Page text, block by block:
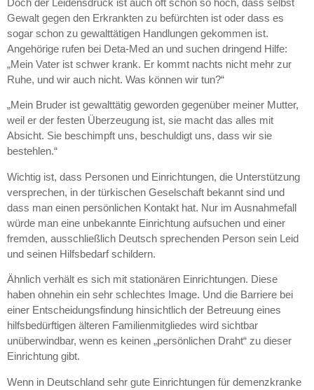
Doch der Leidensdruck ist auch oft schon so hoch, dass selbst
Gewalt gegen den Erkrankten zu befürchten ist oder dass es
sogar schon zu gewalttätigen Handlungen gekommen ist.
Angehörige rufen bei Deta-Med an und suchen dringend Hilfe:
„Mein Vater ist schwer krank. Er kommt nachts nicht mehr zur
Ruhe, und wir auch nicht. Was können wir tun?“
„Mein Bruder ist gewalttätig geworden gegenüber meiner Mutter,
weil er der festen Überzeugung ist, sie macht das alles mit
Absicht. Sie beschimpft uns, beschuldigt uns, dass wir sie
bestehlen.“
Wichtig ist, dass Personen und Einrichtungen, die Unterstützung
versprechen, in der türkischen Geselschaft bekannt sind und
dass man einen persönlichen Kontakt hat. Nur im Ausnahmefall
würde man eine unbekannte Einrichtung aufsuchen und einer
fremden, ausschließlich Deutsch sprechenden Person sein Leid
und seinen Hilfsbedarf schildern.
Ähnlich verhält es sich mit stationären Einrichtungen. Diese
haben ohnehin ein sehr schlechtes Image. Und die Barriere bei
einer Entscheidungsfindung hinsichtlich der Betreuung eines
hilfsbedürftigen älteren Familienmitgliedes wird sichtbar
unüberwindbar, wenn es keinen „persönlichen Draht“ zu dieser
Einrichtung gibt.
Wenn in Deutschland sehr gute Einrichtungen für demenzkranke